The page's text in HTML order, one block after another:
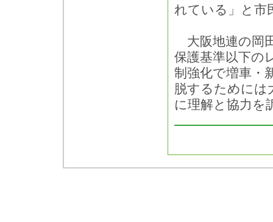
れている」と市
大阪地連の岡
保護基準以下の
制強化で増車・
脱するためには
に理解と協力を